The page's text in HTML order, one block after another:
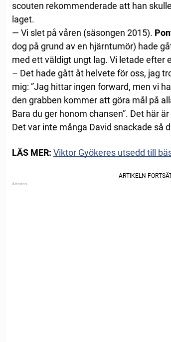
scouten rekommenderade att han
laget.
— Vi slet på våren (säsongen 2015).
dog på grund av en hjärntumör) hade
med ett väldigt ungt lag. Vi letade efter
– Det hade gått åt helvete för oss, jag
mig: ”Jag hittar ingen forward, men vi
den grabben kommer att göra mål på
Bara du ger honom chansen”. Det här
Det var inte många David snackade så
LÄS MER: Viktor Gyökeres utsedd till